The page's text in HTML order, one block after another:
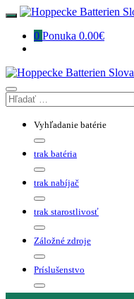
Preskočiť
obsah
0 Ponuka 0.00€
Hľadať:
Vyhľadanie batérie
trak batéria
trak nabíjač
trak starostlivosť
Záložné zdroje
Príslušenstvo